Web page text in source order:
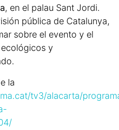
, en el palau Sant Jordi.
pública de Catalunya,
sobre el evento y el
y
la
tv3/alacarta/